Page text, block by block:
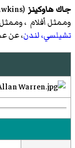
جاك هاوكينز(
وممثل أفلام ،
تشيلسي، لندن، عن عمر